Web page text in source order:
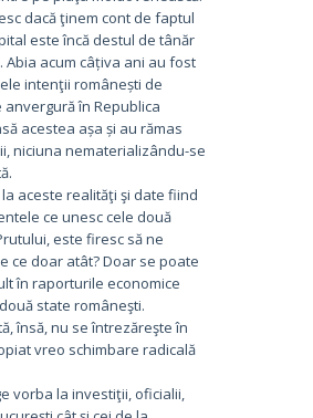
dacă ţinem cont de faptul
este încă destul de tânăr
Abia acum câțiva ani au fost
intenţii românești de
în Republica
acestea așa și au rămas
niciuna nematerializându-se
aceste realităţi şi date fiind
ce unesc cele două
este firesc să ne
ce doar atât? Doar se poate
în raporturile economice
state româneşti.
însă, nu se întrezăreşte în
vreo schimbare radicală
vorba la investiţii, oficialii,